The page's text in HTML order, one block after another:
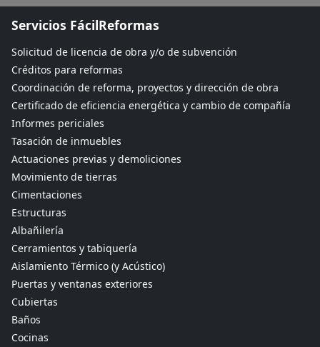
Servicios FácilReformas
Solicitud de licencia de obra y/o de subvención
Créditos para reformas
Coordinación de reforma, proyectos y dirección de obra
Certificado de eficiencia energética y cambio de compañía
Informes periciales
Tasación de inmuebles
Actuaciones previas y demoliciones
Movimiento de tierras
Cimentaciones
Estructuras
Albañilería
Cerramientos y tabiquería
Aislamiento Térmico (y Acústico)
Puertas y ventanas exteriores
Cubiertas
Baños
Cocinas